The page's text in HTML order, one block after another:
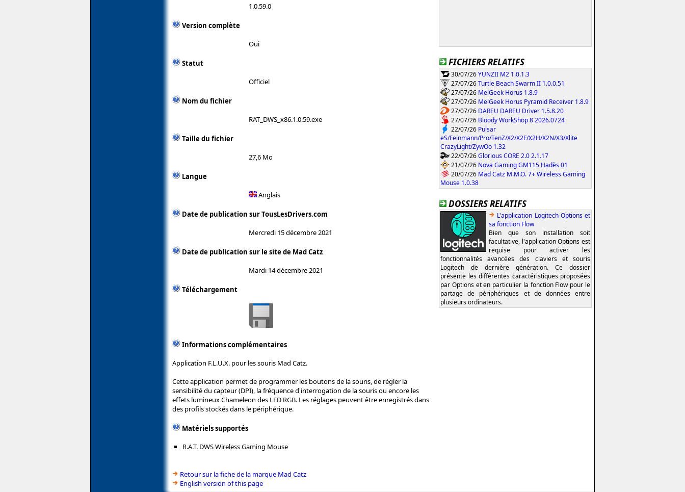
1.0.59.0
Version complète
Oui
Statut
Officiel
Nom du fichier
RAT_DWS_x86.1.0.59.exe
Taille du fichier
27,6 Mo
Langue
Anglais
Date de publication sur TousLesDrivers.com
Mercredi 15 décembre 2021
Date de publication sur le site de Mad Catz
Mardi 14 décembre 2021
Téléchargement
Informations complémentaires
Application F.L.U.X. pour les souris Mad Catz.
Cette application permet de programmer les boutons de la souris, de régler la
sensibilité du capteur (DPI), la fréquence d'interrogation de la souris ou encore les
effets lumineux Chameleon des LED RGB. Les réglages peuvent être enregistrés dans
des profils stockés dans le périphérique.
Matériels supportés
R.A.T. DWS Wireless Gaming Mouse
Retour sur la fiche de la marque Mad Catz
English version of this page
FICHIERS RELATIFS
30/07/26YUNZII M2 1.0.1.3
27/07/26Turtle Beach Swarm II 1.0.0.51
27/07/26 MelGeek Horus 1.8.9
27/07/26 MelGeek Horus Pyramid Receiver 1.8.9
27/07/26 DAREU DAREU Driver 1.5.8.20
27/07/26 Bloody WorkShop 8 2026.0724
22/07/26 Pulsar
eS/Feinmann/Pro/TenZ/X2/X2F/X2H/X2N/X3/Xlite
CrazyLight/ZywOo 1.32
22/07/26Glorious CORE 2.0 2.1.17
21/07/26 Nova Gaming GM115 Hadès 01
20/07/26 Mad Catz M.M.O. 7+ Wireless Gaming
Mouse 1.0.38
DOSSIERS RELATIFS
L'application Logitech Options et
sa fonction Flow
Bien que son installation soit
facultative, l'application Options est
requise pour activer les
fonctionnalités avancées des claviers et souris
Logitech de dernière génération. Ce dossier
présente les différentes caractéristiques proposées
par Options et en particulier la fonction Flow pour le
partage de périphériques et de données entre
plusieurs ordinateurs.